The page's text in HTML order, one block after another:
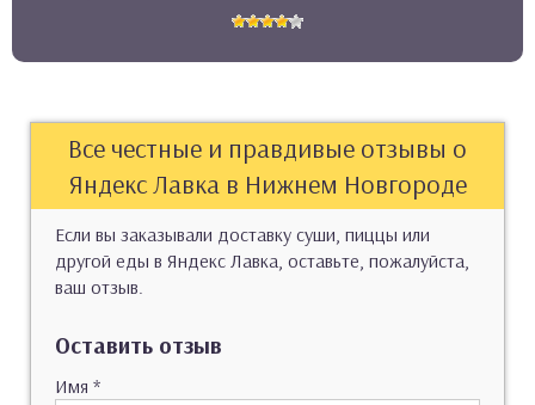
Все честные и правдивые отзывы о
Яндекс Лавка в Нижнем Новгороде
Если вы заказывали доставку суши, пиццы или
другой еды в Яндекс Лавка, оставьте, пожалуйста,
ваш отзыв.
Оставить отзыв
Имя *